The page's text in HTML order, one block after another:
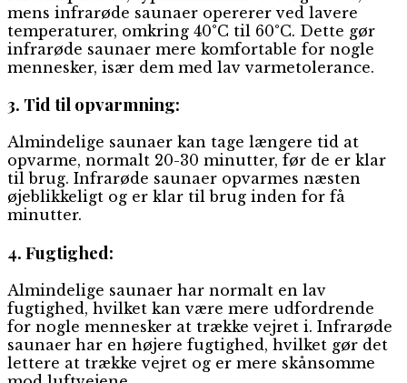
mens infrarøde saunaer opererer ved lavere
temperaturer, omkring 40°C til 60°C. Dette gør
infrarøde saunaer mere komfortable for nogle
mennesker, især dem med lav varmetolerance.
3. Tid til opvarmning:
Almindelige saunaer kan tage længere tid at
opvarme, normalt 20-30 minutter, før de er klar
til brug. Infrarøde saunaer opvarmes næsten
øjeblikkeligt og er klar til brug inden for få
minutter.
4. Fugtighed:
Almindelige saunaer har normalt en lav
fugtighed, hvilket kan være mere udfordrende
for nogle mennesker at trække vejret i. Infrarøde
saunaer har en højere fugtighed, hvilket gør det
lettere at trække vejret og er mere skånsomme